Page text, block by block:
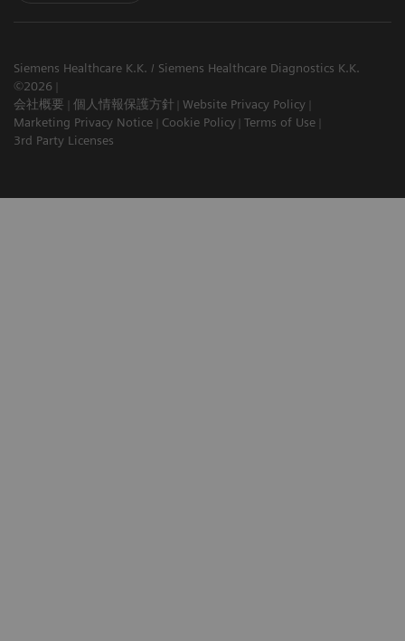
Siemens Healthcare K.K. / Siemens Healthcare Diagnostics K.K.
©2026
会社概要
個人情報保護方針
Website Privacy Policy
Marketing Privacy Notice
Cookie Policy Terms of Use
3rd Party Licenses